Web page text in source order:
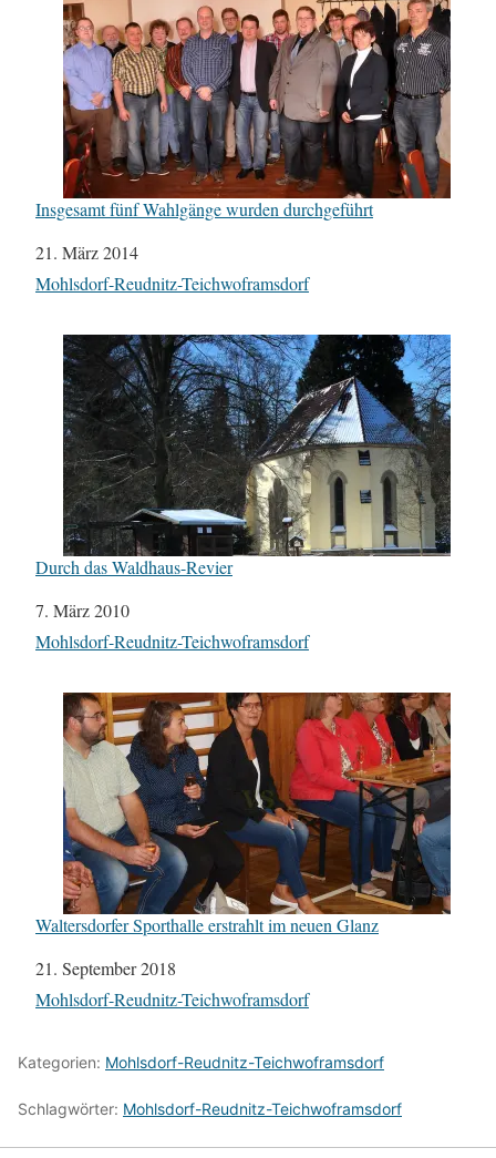
Insgesamt fünf Wahlgänge wurden durchgeführt
Datum
21. März 2014
In Bezug auf
Mohlsdorf-Reudnitz-Teichwoframsdorf
Durch das Waldhaus-Revier
Datum
7. März 2010
In Bezug auf
Mohlsdorf-Reudnitz-Teichwoframsdorf
Waltersdorfer Sporthalle erstrahlt im neuen Glanz
Datum
21. September 2018
In Bezug auf
Mohlsdorf-Reudnitz-Teichwoframsdorf
Kategorien: Mohlsdorf-Reudnitz-Teichwoframsdorf
Schlagwörter: Mohlsdorf-Reudnitz-Teichwoframsdorf